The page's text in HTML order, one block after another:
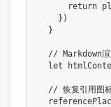
return
} )
}
// Markdown渲
let
// 恢复引用图